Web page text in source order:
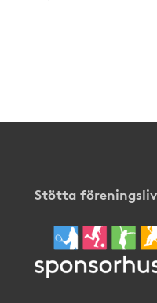
Stötta